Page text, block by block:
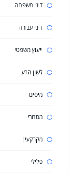
דיני משפחה
דיני עבודה
ייעוץ משפטי
לשון הרע
מיסים
מסחרי
מקרקעין
פלילי